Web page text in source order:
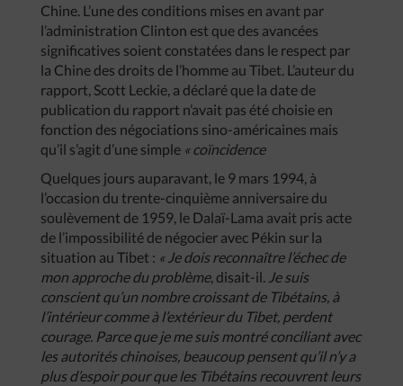
Chine. L’une des conditions mises en avant par
l’administration Clinton est que des avancées
significatives soient constatées dans le respect par
la Chine des droits de l’homme au Tibet. L’auteur du
rapport, Scott Leckie, a déclaré que la date de
publication du rapport n’avait pas été choisie en
fonction des négociations sino-américaines mais
qu’il s’agit d’une simple « coïncidence
Quelques jours auparavant, le 9 mars 1994, à
l’occasion du trente-cinquième anniversaire du
soulèvement de 1959, le Dalaï-Lama avait pris acte
de l’impossibilité de négocier avec Pékin sur la
situation au Tibet : « Je dois reconnaître l’échec de
mon approche du problème, disait-il. Je suis
conscient qu’un nombre croissant de Tibétains, à
l’intérieur comme à l’extérieur du Tibet, perdent
courage. Parce que je me suis montré conciliant avec
les autorités chinoises, beaucoup pensent qu’il n’y a
plus d’espoir pour que les Tibétains recouvrent leurs